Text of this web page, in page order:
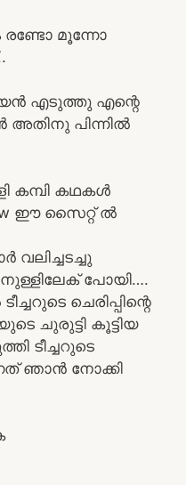
രണ്ടോ മൂന്നോ
എടുത്തു എന്റെ
അതിനു പിന്നിൽ
കമ്പി കഥകൾ
ഈ സൈറ്റ് ൽ
വലിച്ചടച്ചു
പോയി….
ചെരിപ്പിന്റെ
ചുരുട്ടി കൂട്ടിയ
ടീച്ചറുടെ
ഞാൻ നോക്കി